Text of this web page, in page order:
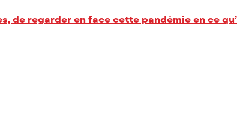
de regarder en face cette pandémie en ce